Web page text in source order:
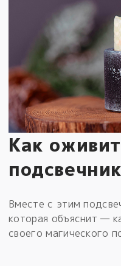
Как
Вместе с этим
которая объяснит —
своего магического